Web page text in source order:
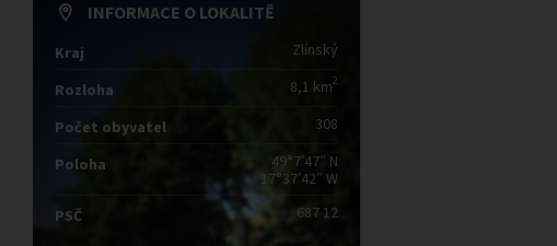
INFORMACE O LOKALITĚ
Kraj Zlínský
Rozloha 8,1 km2
Počet obyvatel 308
Poloha
49°7′47″ N
17°37′42″ W
PSČ
687 12